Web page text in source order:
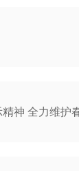
神 全力维护